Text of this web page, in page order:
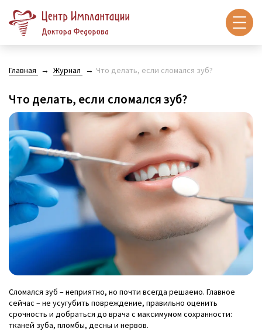
Главная Журнал Что делать, если сломался зуб?
Что делать, если сломался зуб?
Сломался зуб – неприятно, но почти всегда решаемо. Главное
сейчас – не усугубить повреждение, правильно оценить
срочность и добраться до врача с максимумом сохранности:
тканей зуба, пломбы, десны и нервов.